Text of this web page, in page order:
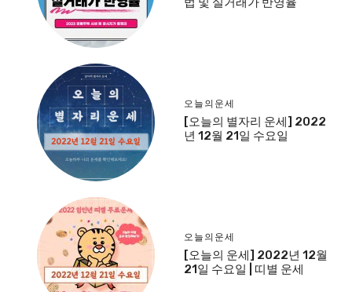
오늘의운세
[오늘의 별자리 운세] 2022
년 12월 21일 수요일
오늘의운세
[오늘의 운세] 2022년 12월
21일 수요일 | 띠별 운세